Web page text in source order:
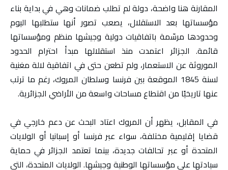
المقارنة هنا واضحة، دولة لم تطلب ضمانات وهي في بداية بناء
مؤسساتها بعد الاستقلال، يصعب تصور أنها ستطلبها اليوم
وحدودها مرسّمة باتفاقيات دولية وجيشها منظم ومؤسساتها
قائمة. الجزائر اعتمدت منذ استقلالها مبدأ احترام الحدود
الموروثة عن الاستعمار، ولم تطعن حتى في اتفاقية لالة مغنية
لسنة 1845 الموقعة بين فرنسا وسلطان المروك، رغم ما ترتب
عنها تاريخيًا من اقتطاع مساحات واسعة من الأراضي الجزائرية.
في المقابل، يظهر أن المروك اعتاد البحث عن دعم خارجي في
قضايا إقليمية مختلفة، سواء عبر فرنسا أو إسبانيا أو الولايات
المتحدة أو عبر تحالفات جديدة، بينما تعتمد الجزائر في حماية
سيادتها على مؤسساتها الوطنية وجيشها. الولايات المتحدة، التي